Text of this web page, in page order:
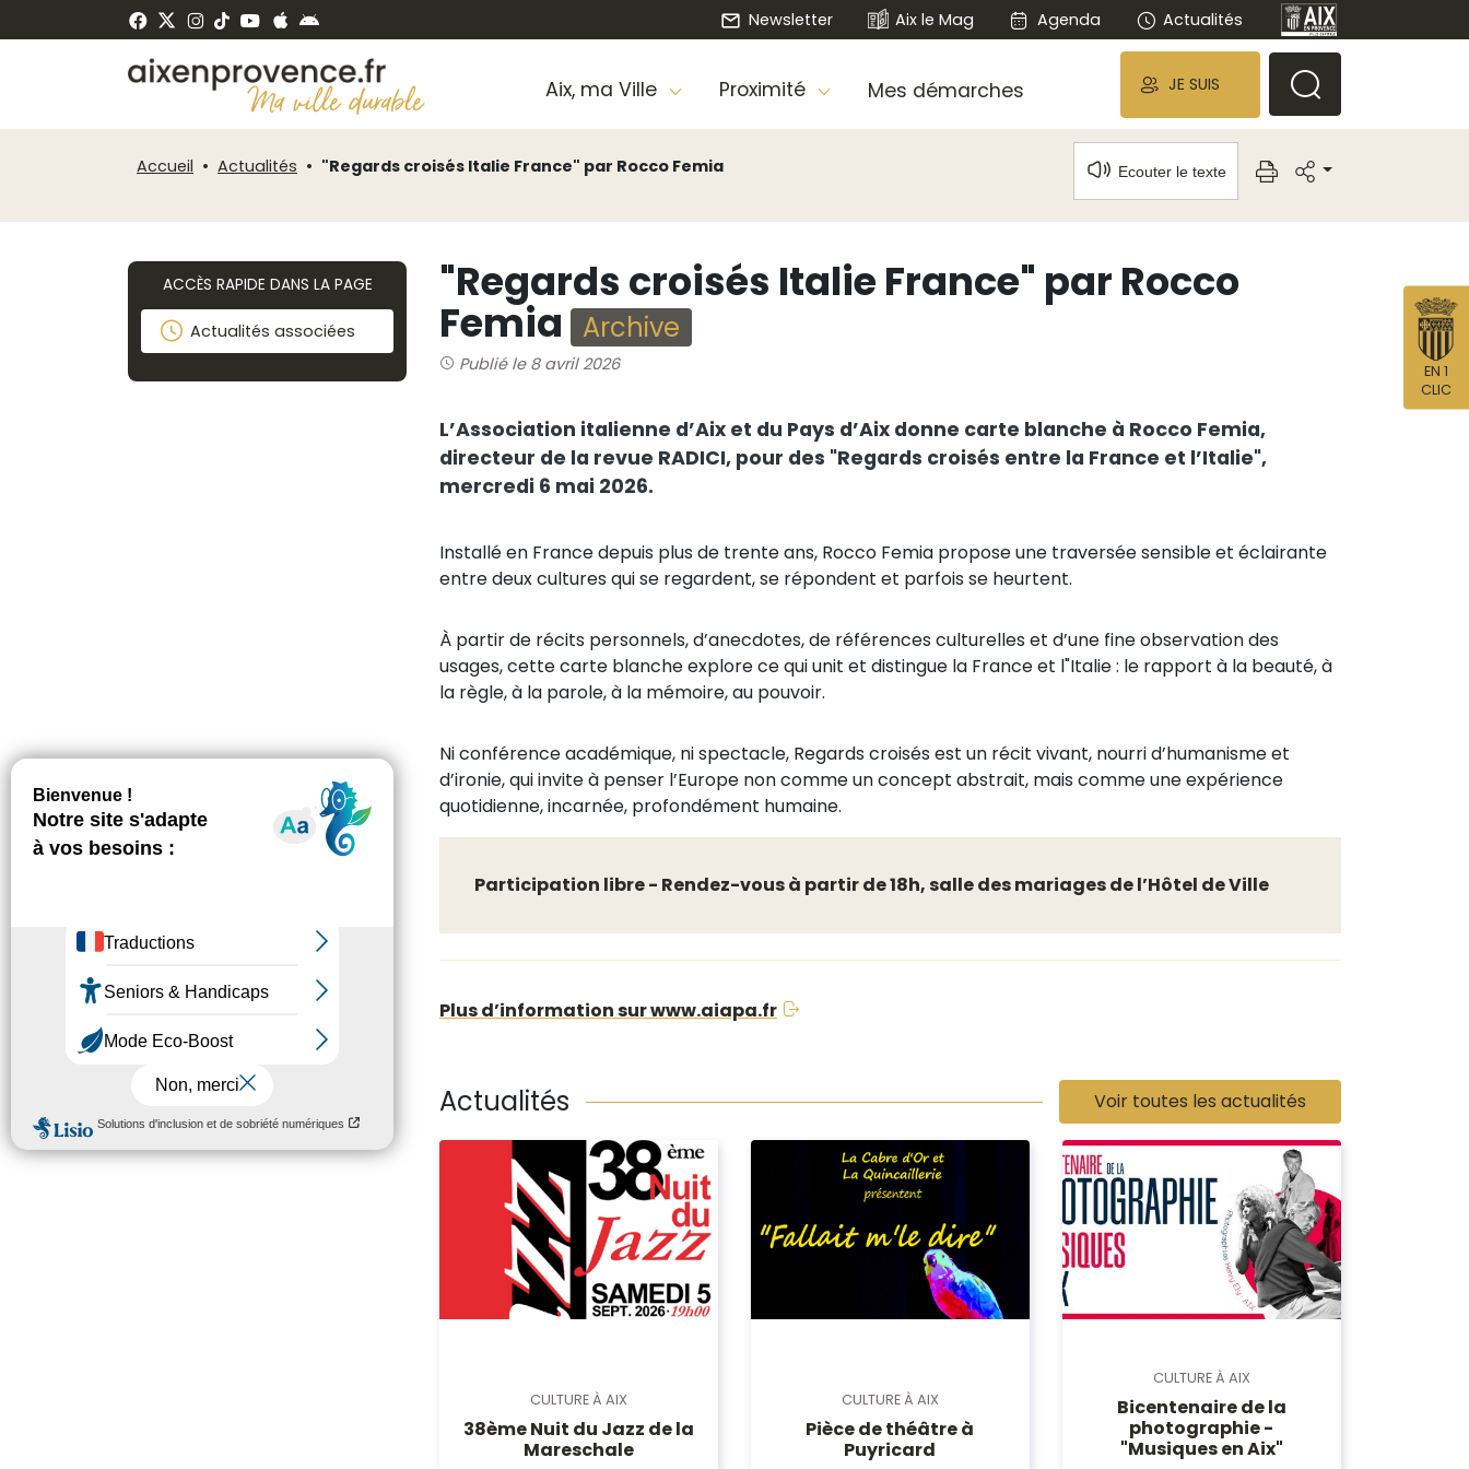
Newsletter Aix le Mag Agenda Actualités
Aix, ma Ville Proximité Mes démarches JE SUIS
Accueil Actualités "Regards croisés Italie France" par Rocco Femia Ecouter le texte
ACCÈS RAPIDE DANS LA PAGE
Actualités associées
"Regards croisés Italie France" par Rocco
Femia Archive
Publié le 8 avril 2026
L’Association italienne d’Aix et du Pays d’Aix donne carte blanche à Rocco Femia,
directeur de la revue RADICI, pour des "Regards croisés entre la France et l’Italie",
mercredi 6 mai 2026.
Installé en France depuis plus de trente ans, Rocco Femia propose une traversée sensible et éclairante
entre deux cultures qui se regardent, se répondent et parfois se heurtent.
À partir de récits personnels, d’anecdotes, de références culturelles et d’une fine observation des
usages, cette carte blanche explore ce qui unit et distingue la France et l"Italie : le rapport à la beauté, à
la règle, à la parole, à la mémoire, au pouvoir.
Ni conférence académique, ni spectacle, Regards croisés est un récit vivant, nourri d’humanisme et
d’ironie, qui invite à penser l’Europe non comme un concept abstrait, mais comme une expérience
quotidienne, incarnée, profondément humaine.
Participation libre - Rendez-vous à partir de 18h, salle des mariages de l’Hôtel de Ville
Plus d’information sur www.aiapa.fr
Actualités Voir toutes les actualités
CULTURE À AIX
38ème Nuit du Jazz de la
Mareschale
CULTURE À AIX
Pièce de théâtre à
Puyricard
CULTURE À AIX
Bicentenaire de la
photographie -
"Musiques en Aix"
EN 1
CLIC
Panneau de gestion des cookies